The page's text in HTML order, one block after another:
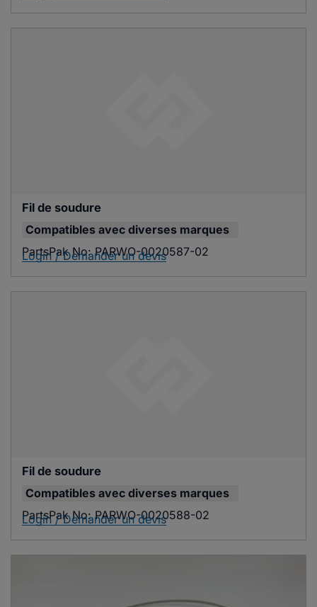
Fil de soudure
Compatibles avec diverses marques
PartsPak No:PARWO-0020587-02
Login / Demander un devis
Fil de soudure
Compatibles avec diverses marques
PartsPak No:PARWO-0020588-02
Login / Demander un devis